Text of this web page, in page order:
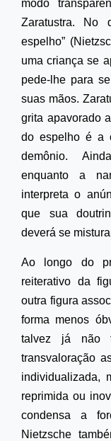
modo
Zaratustra. No
espelho”
uma criança se
pede-lhe para
suas mãos.
grita apavorado
do espelho é a
demônio.
enquanto a
interpreta o
que sua
deverá se
Ao longo do
reiterativo da
outra figura
forma menos
talvez já não
transvaloração
individualizada,
reprimida ou
condensa a
Nietzsche